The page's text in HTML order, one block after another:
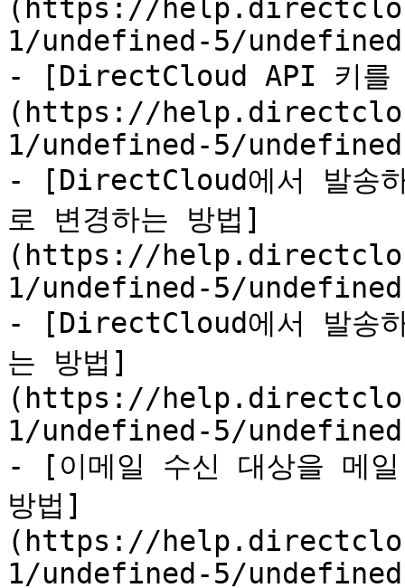
(https://
1/undefined-5/
- [DirectCloud API 키를
(https://
1/undefined-5/
- [DirectCloud에서 발송
로 변경하는 방법]
(https://
1/undefined-5/
- [DirectCloud에서 발송
는 방법]
(https://
1/undefined-5/
- [이메일 수신 대상을 메일
방법]
(https://
1/undefined-5/